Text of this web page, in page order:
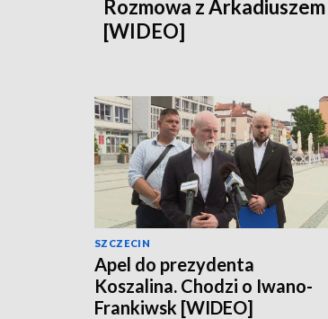
Rozmowa z
[WIDEO]
SZCZECIN
Apel do prezydenta
Koszalina. Chodzi o Iwano-
Frankiwsk [WIDEO]